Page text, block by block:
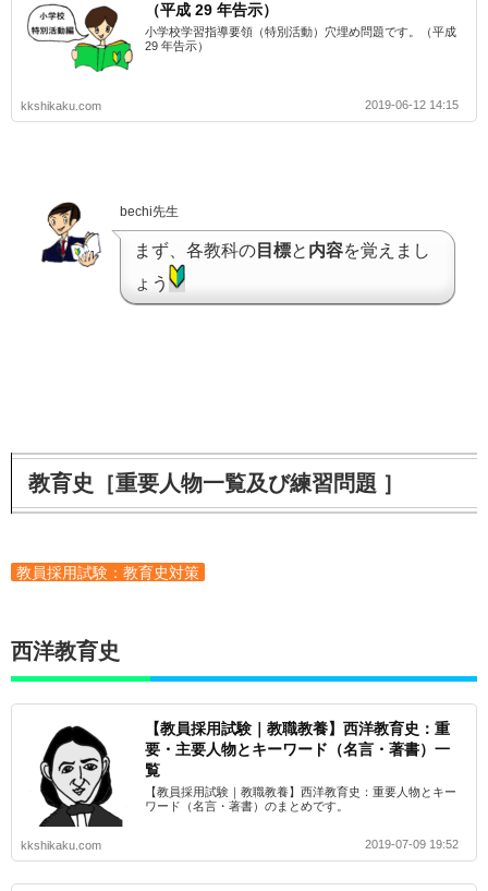
（平成 29 年告示）
小学校学習指導要領（特別活動）穴埋め問題です。（平成
29 年告示）
kkshikaku.com 2019-06-12 14:15
bechi先生
まず、各教科の 目標と 内容を覚えまし
ょう
教育史［重要人物一覧及び練習問題 ］
教員採用試験：教育史対策
西洋教育史
【教員採用試験｜教職教養】西洋教育史：重
要・主要人物とキーワード（名言・著書）一
覧
【教員採用試験｜教職教養】西洋教育史：重要人物とキー
ワード（名言・著書）のまとめです。
kkshikaku.com 2019-07-09 19:52